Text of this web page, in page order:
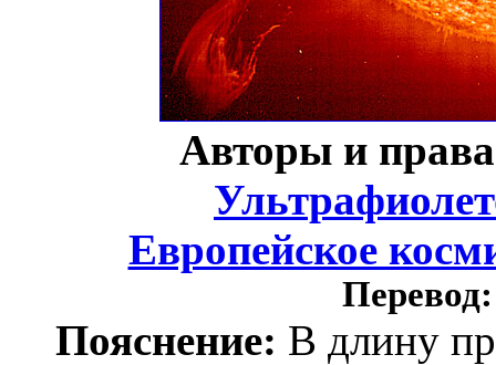
Авторы и
Европейское
Перевод:
Пояснение: В длину